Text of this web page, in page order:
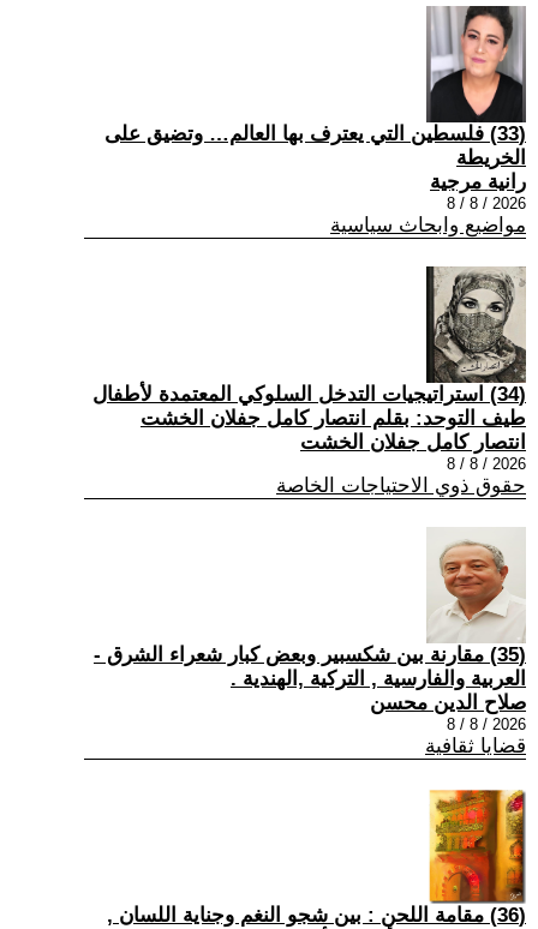
(33) فلسطين التي يعترف بها العالم… وتضيق على
الخريطة
رانية مرجية
2026 / 8 / 8
مواضيع وابحاث سياسية
(34) استراتيجيات التدخل السلوكي المعتمدة لأطفال
طيف التوحد: بقلم انتصار كامل جفلان الخشت
انتصار كامل جفلان الخشت
2026 / 8 / 8
حقوق ذوي الاحتياجات الخاصة
(35) مقارنة بين شكسبير وبعض كبار شعراء الشرق -
العربية والفارسية , التركية ,الهندية .
صلاح الدين محسن
2026 / 8 / 8
قضايا ثقافية
(36) مقامة اللحن : بين شجو النغم وجناية اللسان ,